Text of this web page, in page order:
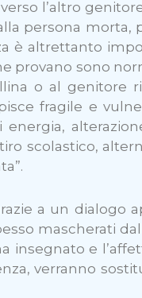
l’altro
persona morta,
è altrettanto
provano sono
o al genitore
fragile e
scolastico,
a un dialogo
mascherati
insegnato e
verranno